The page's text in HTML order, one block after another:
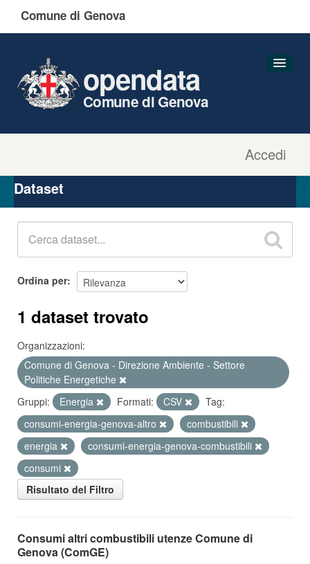
Comune di Genova
Accedi
opendata
Comune di Genova
Organizzazioni
Gruppi
Dataset
Ordina per
1 dataset trovato
Organizzazioni:
Comune di Genova - Direzione Ambiente - Settore
Politiche Energetiche
Gruppi:
Energia Formati: CSV
Tag:
consumi-energia-genova-altro
combustibili
energia
consumi-energia-genova-combustibili
consumi
Risultato del Filtro
Consumi altri combustibili utenze Comune di
Genova (ComGE)